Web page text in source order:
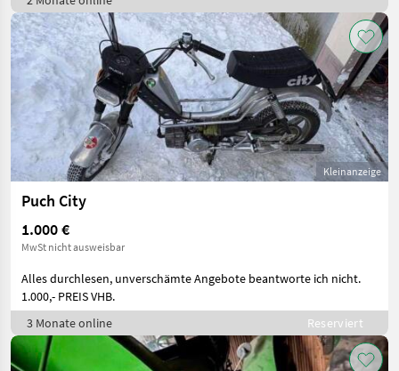
Kleinanzeige
Puch City
1.000 €
MwSt nicht ausweisbar
Alles durchlesen, unverschämte Angebote beantworte ich nicht.
1.000,- PREIS VHB.
3 Monate online
Reserviert